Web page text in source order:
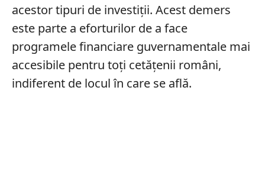
acestor tipuri de investiții. Acest demers
este parte a eforturilor de a face
programele financiare guvernamentale mai
accesibile pentru toți cetățenii români,
indiferent de locul în care se află.